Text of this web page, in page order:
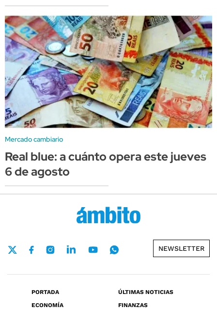
Mercado cambiario
Real blue: a cuánto opera este jueves
6 de agosto
NEWSLETTER
PORTADA
ÚLTIMAS NOTICIAS
ECONOMÍA
FINANZAS